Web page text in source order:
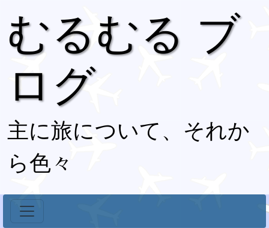
むるむる ブ
ログ
主に旅について、それか
ら色々